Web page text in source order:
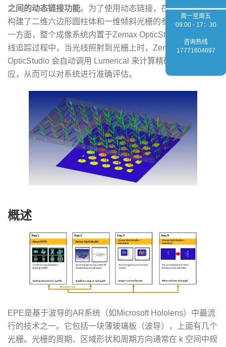
之间的动态链接功能。为了使用动态链接，在Lumerical中
构建了二维六边形圆柱体和一维倾斜光栅的参数化模型。另
一方面，整个成像系统内置于Zemax OpticStudio中。在光
线追踪过程中，当光线照射到光栅上时，Zemax
OpticStudio 会自动调用 Lumerical 来计算精确的电场响
应，从而可以对系统进行准确评估。
概述
EPE是基于波导的AR系统（如Microsoft Hololens）中最流
行的技术之一。它包括一块薄玻璃板（波导），上面有几个
光栅。光栅的周期、区域形状和周期方向通常在 k 空间中规
周一至周五
09:00 - 17：30
咨询热线
17771604697